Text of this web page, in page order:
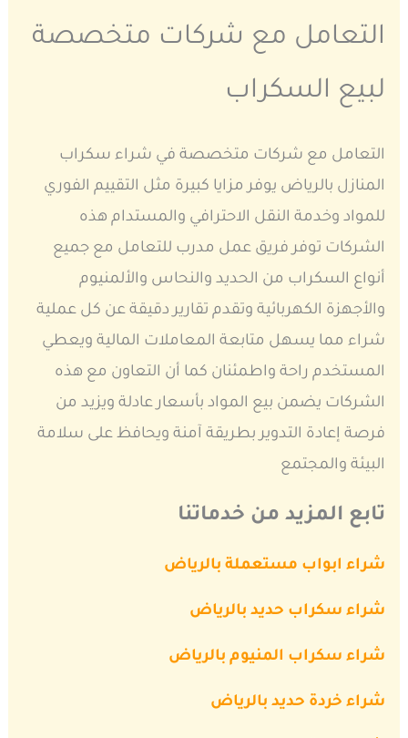
التعامل مع شركات متخصصة
لبيع السكراب
التعامل مع شركات متخصصة في شراء سكراب
المنازل بالرياض يوفر مزايا كبيرة مثل التقييم الفوري
للمواد وخدمة النقل الاحترافي والمستدام هذه
الشركات توفر فريق عمل مدرب للتعامل مع جميع
أنواع السكراب من الحديد والنحاس والألمنيوم
والأجهزة الكهربائية وتقدم تقارير دقيقة عن كل عملية
شراء مما يسهل متابعة المعاملات المالية ويعطي
المستخدم راحة واطمئنان كما أن التعاون مع هذه
الشركات يضمن بيع المواد بأسعار عادلة ويزيد من
فرصة إعادة التدوير بطريقة آمنة ويحافظ على سلامة
البيئة والمجتمع
تابع المزيد من خدماتنا
شراء ابواب مستعملة بالرياض
شراء سكراب حديد بالرياض
شراء سكراب المنيوم بالرياض
شراء خردة حديد بالرياض